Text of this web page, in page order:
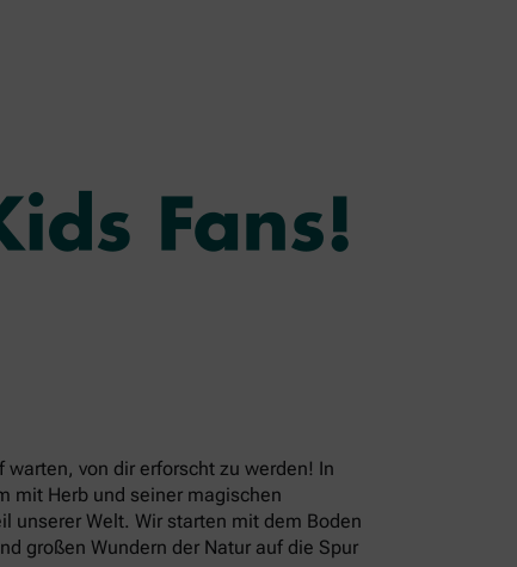
von dir erforscht zu werden! In
mit Herb und seiner magischen
unserer Welt. Wir starten mit dem Boden
großen Wundern der Natur auf die Spur